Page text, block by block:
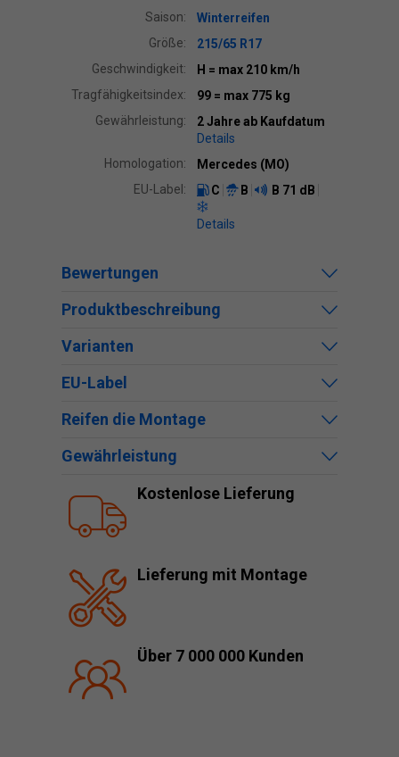
Saison:
Winterreifen
Größe:
215/65 R17
Geschwindigkeit:
H = max 210 km/h
Tragfähigkeitsindex:
99 = max 775 kg
Gewährleistung:
2 Jahre ab Kaufdatum
Details
Homologation:
Mercedes (MO)
EU-Label:
C B B 71 dB
Details
Bewertungen
Produktbeschreibung
Varianten
EU-Label
Reifen die Montage
Gewährleistung
Kostenlose Lieferung
Lieferung mit Montage
Über 7 000 000 Kunden